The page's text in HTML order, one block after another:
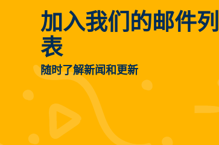
加入我们的邮件列
表
随时了解新闻和更新